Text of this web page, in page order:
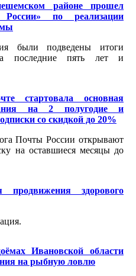
районе прошел
по реализации
были подведены итоги
последние пять лет и
стартовала основная
на 2 полугодие и
со скидкой до 20%
Почты России открывают
на оставшиеся месяцы до
продвижения здорового
Ивановской области
на рыбную ловлю